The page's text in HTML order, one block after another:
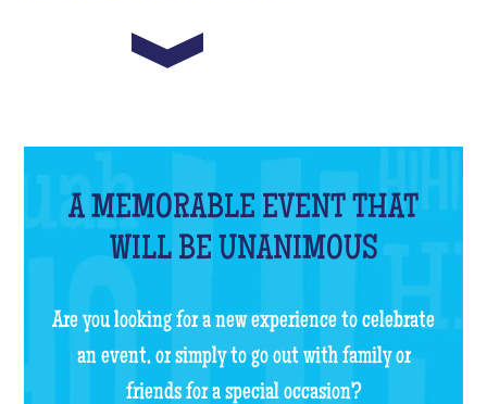
A MEMORABLE EVENT THAT
WILL BE UNANIMOUS
Are you looking for a new experience to celebrate
an event, or simply to go out with family or
friends for a special occasion?